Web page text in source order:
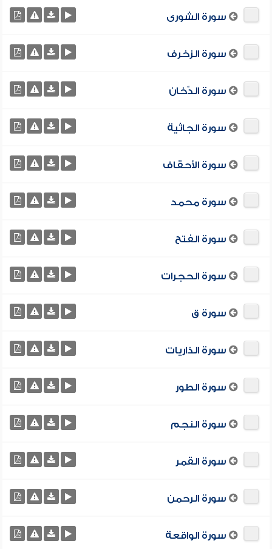
سورة الشورى
سورة الزخرف
سورة الدّخان
سورة الجاثية
سورة الأحقاف
سورة محمد
سورة الفتح
سورة الحجرات
سورة ق
سورة الذاريات
سورة الطور
سورة النجم
سورة القمر
سورة الرحمن
سورة الواقعة